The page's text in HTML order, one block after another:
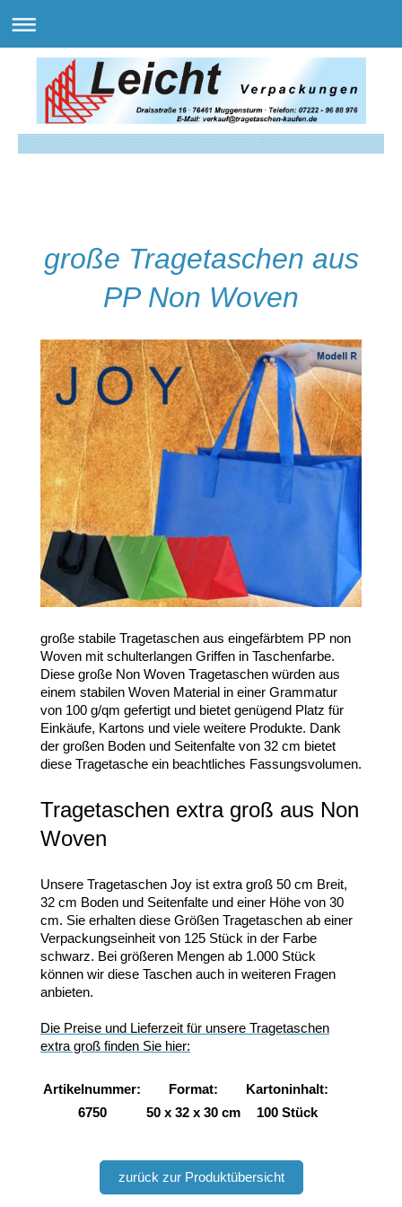
große Tragetaschen aus
PP Non Woven
große stabile Tragetaschen aus eingefärbtem PP non
Woven mit schulterlangen Griffen in Taschenfarbe.
Diese große Non Woven Tragetaschen würden aus
einem stabilen Woven Material in einer Grammatur
von 100 g/qm gefertigt und bietet genügend Platz für
Einkäufe, Kartons und viele weitere Produkte. Dank
der großen Boden und Seitenfalte von 32 cm bietet
diese Tragetasche ein beachtliches Fassungsvolumen.
Tragetaschen extra groß aus Non
Woven
Unsere Tragetaschen Joy ist extra groß 50 cm Breit,
32 cm Boden und Seitenfalte und einer Höhe von 30
cm. Sie erhalten diese Größen Tragetaschen ab einer
Verpackungseinheit von 125 Stück in der Farbe
schwarz. Bei größeren Mengen ab 1.000 Stück
können wir diese Taschen auch in weiteren Fragen
anbieten.
Die Preise und Lieferzeit für unsere Tragetaschen
extra groß finden Sie hier:
Artikelnummer: Format:
Kartoninhalt:
6750
50 x 32 x 30 cm 100 Stück
zurück zur Produktübersicht